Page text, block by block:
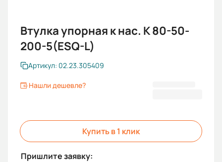
Втулка упорная к нас. К 80-50-
200-5(ESQ-L)
Артикул: 02.23.305409
Нашли дешевле?
Купить в 1 клик